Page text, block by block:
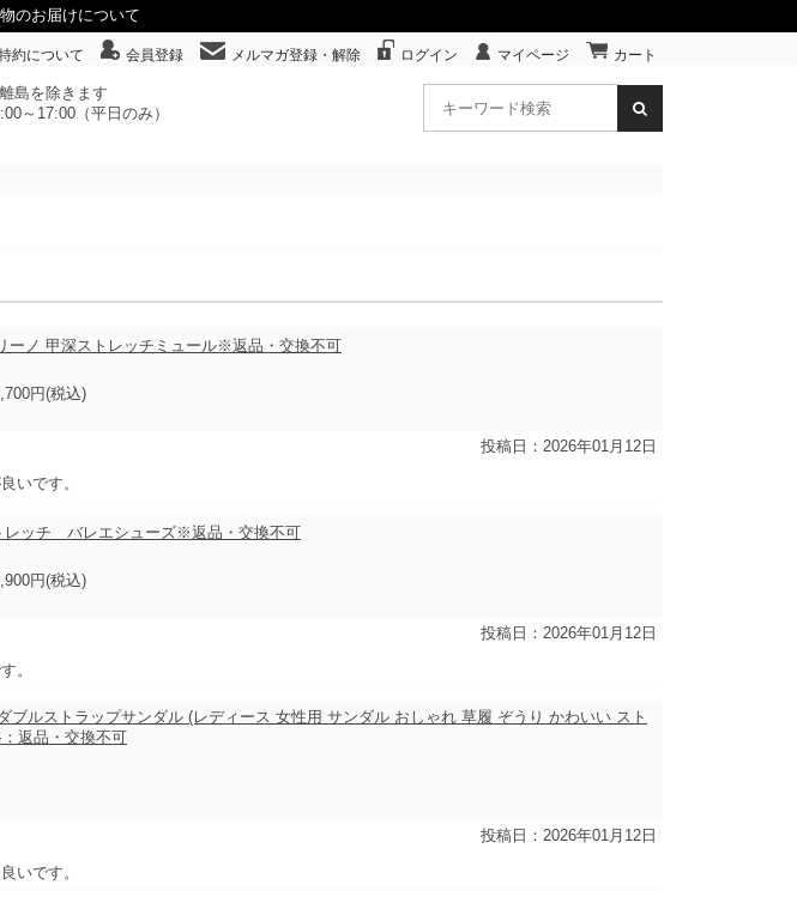
のお届けについて
約について 会員登録 メルマガ登録・解除 ログイン マイページ カート
島を除きます
～17:00（平日のみ）
ーノ 甲深ストレッチミュール※返品・交換不可
円(税込)
投稿日：2026年01月12日
いです。
ッチ バレエシューズ※返品・交換不可
円(税込)
投稿日：2026年01月12日
。
ブルストラップサンダル (レディース 女性用 サンダル おしゃれ 草履 ぞうり かわいい スト
返品・交換不可
投稿日：2026年01月12日
いです。